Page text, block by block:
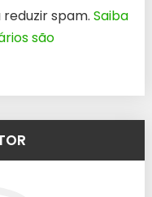
spam. Saiba
são